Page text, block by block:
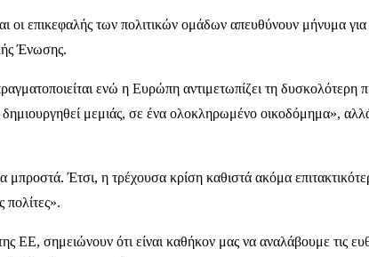
επικεφαλής των πολιτικών ομάδων απευθύνουν μήνυμα
Ένωσης.
ενώ η Ευρώπη αντιμετωπίζει τη
μεμιάς, σε ένα ολοκληρωμένο οικοδόμημα»,
Έτσι, η τρέχουσα κρίση καθιστά ακόμα
πολίτες».
ΕΕ, σημειώνουν ότι είναι καθήκον μας να αναλάβουμε τις